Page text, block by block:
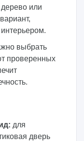
или
выбрать
проверенных
для
дверь